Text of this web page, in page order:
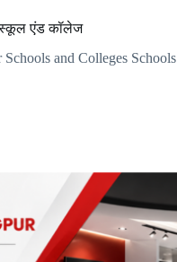
स्कूल एंड कॉलेज
and Colleges Schools